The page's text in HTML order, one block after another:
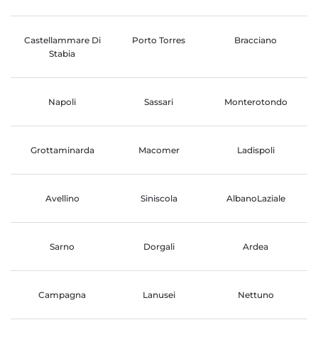
Castellammare Di
Stabia
Porto Torres Bracciano
Napoli Sassari Monterotondo
Grottaminarda Macomer Ladispoli
Avellino Siniscola AlbanoLaziale
Sarno Dorgali Ardea
Campagna Lanusei Nettuno